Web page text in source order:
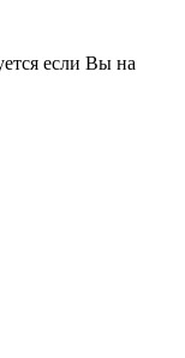
если Вы на